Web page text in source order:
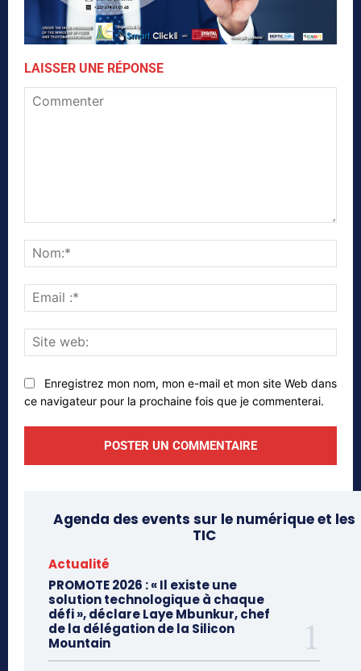
LAISSER UNE RÉPONSE
:*
web:
Enregistrez mon nom, mon e-mail et mon site Web dans
ce navigateur pour la prochaine fois que je commenterai.
Agenda des events sur le numérique et les
TIC
Actualité
PROMOTE 2026 : « Il existe une
solution technologique à chaque
défi », déclare Laye Mbunkur, chef
de la délégation de la Silicon
Mountain